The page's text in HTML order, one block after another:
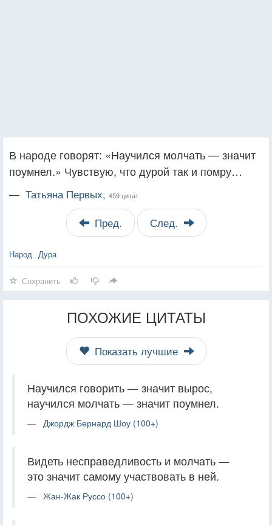
В народе говорят: «Научился молчать — значит
поумнел.» Чувствую, что дурой так и помру…
— Татьяна Первых, 459 цитат
Пред. След.
Народ Дура
Сохранить
ПОХОЖИЕ ЦИТАТЫ
Показать лучшие
Научился говорить — значит вырос,
научился молчать — значит поумнел.
Джордж Бернард Шоу (100+)
Видеть несправедливость и молчать —
это значит самому участвовать в ней.
Жан-Жак Руссо (100+)